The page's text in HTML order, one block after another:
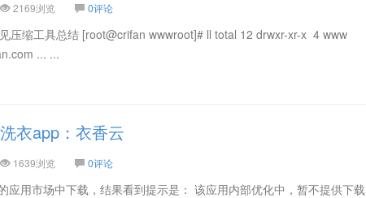
2169浏览 0评论
压缩工具总结 [root@crifan wwwroot]# ll total 12 drwxr-xr-x 4 www
... ...
衣app：衣香云
1639浏览 0评论
应用市场中下载，结果看到提示是： 该应用内部优化中，暂不提供下载